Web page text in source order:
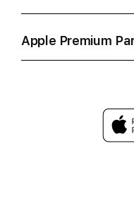
Apple Premium